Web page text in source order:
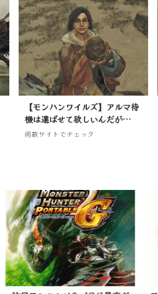
【モンハンワイルズ】アルマ待
機は選ばせて欲しいんだが…
掲載サイトでチェック